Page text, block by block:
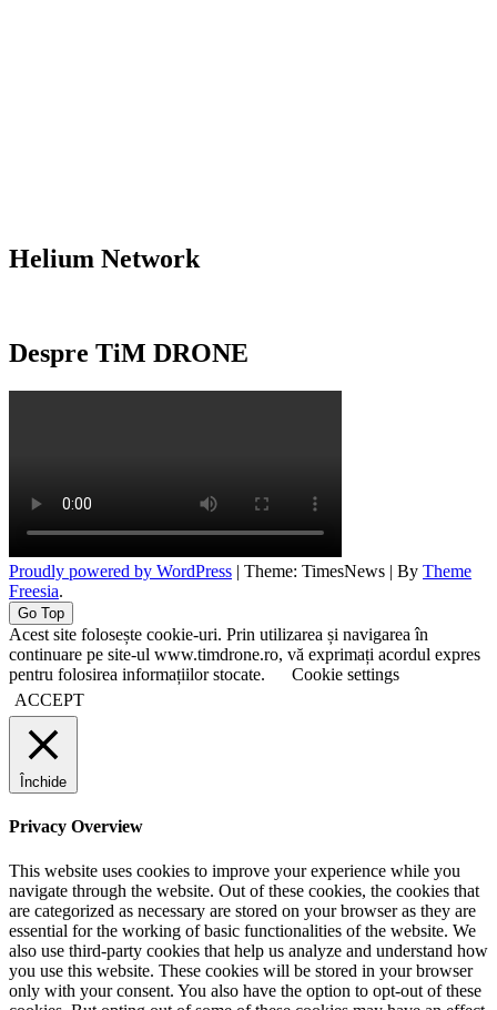
Helium Network
Despre TiM DRONE
Proudly powered by WordPress | Theme: TimesNews | By Theme
Freesia.
Go Top
Acest site folosește cookie-uri. Prin utilizarea și navigarea în
continuare pe site-ul www.timdrone.ro, vă exprimați acordul expres
pentru folosirea informațiilor stocate.
Cookie settings
ACCEPT
Închide
Privacy Overview
This website uses cookies to improve your experience while you
navigate through the website. Out of these cookies, the cookies that
are categorized as necessary are stored on your browser as they are
essential for the working of basic functionalities of the website. We
also use third-party cookies that help us analyze and understand how
you use this website. These cookies will be stored in your browser
only with your consent. You also have the option to opt-out of these